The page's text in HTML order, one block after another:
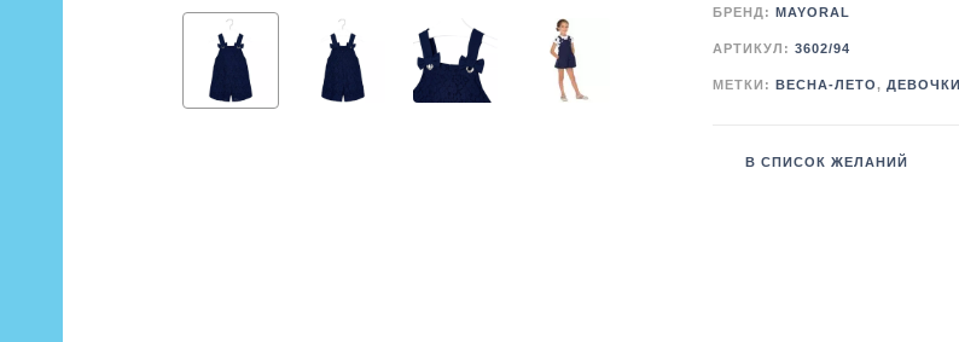
БРЕНД: MAYORAL
АРТИКУЛ: 3602/94
МЕТКИ: ВЕСНА-ЛЕТО, ДЕВОЧКИ
В СПИСОК ЖЕЛАНИЙ